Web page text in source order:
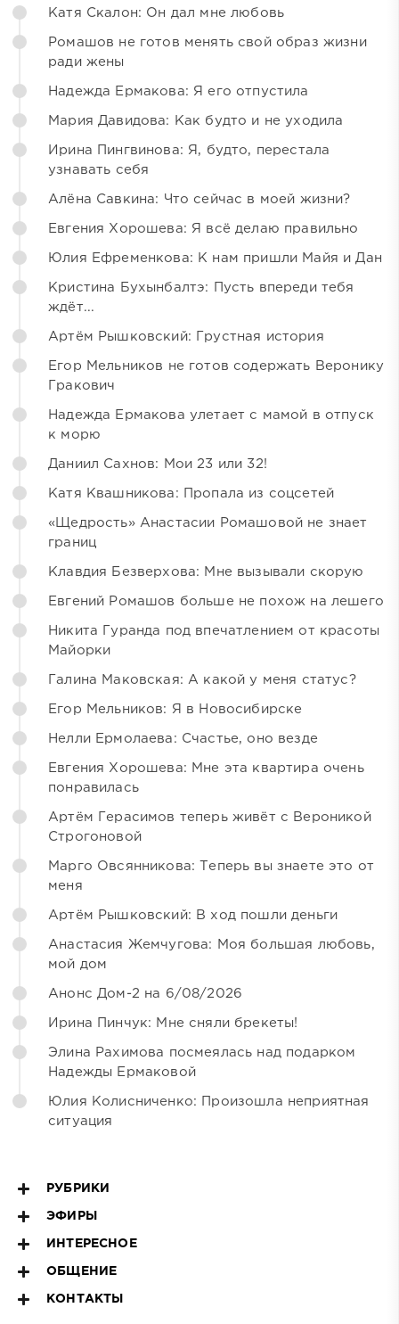
Катя Скалон: Он дал мне любовь
Ромашов не готов менять свой образ жизни
ради жены
Надежда Ермакова: Я его отпустила
Мария Давидова: Как будто и не уходила
Ирина Пингвинова: Я, будто, перестала
узнавать себя
Алёна Савкина: Что сейчас в моей жизни?
Евгения Хорошева: Я всё делаю правильно
Юлия Ефременкова: К нам пришли Майя и Дан
Кристина Бухынбалтэ: Пусть впереди тебя
ждёт...
Артём Рышковский: Грустная история
Егор Мельников не готов содержать Веронику
Гракович
Надежда Ермакова улетает с мамой в отпуск
к морю
Даниил Сахнов: Мои 23 или 32!
Катя Квашникова: Пропала из соцсетей
«Щедрость» Анастасии Ромашовой не знает
границ
Клавдия Безверхова: Мне вызывали скорую
Евгений Ромашов больше не похож на лешего
Никита Гуранда под впечатлением от красоты
Майорки
Галина Маковская: А какой у меня статус?
Егор Мельников: Я в Новосибирске
Нелли Ермолаева: Счастье, оно везде
Евгения Хорошева: Мне эта квартира очень
понравилась
Артём Герасимов теперь живёт с Вероникой
Строгоновой
Марго Овсянникова: Теперь вы знаете это от
меня
Артём Рышковский: В ход пошли деньги
Анастасия Жемчугова: Моя большая любовь,
мой дом
Анонс Дом-2 на 6/08/2026
Ирина Пинчук: Мне сняли брекеты!
Элина Рахимова посмеялась над подарком
Надежды Ермаковой
Юлия Колисниченко: Произошла неприятная
ситуация
РУБРИКИ
ЭФИРЫ
ИНТЕРЕСНОЕ
ОБЩЕНИЕ
КОНТАКТЫ